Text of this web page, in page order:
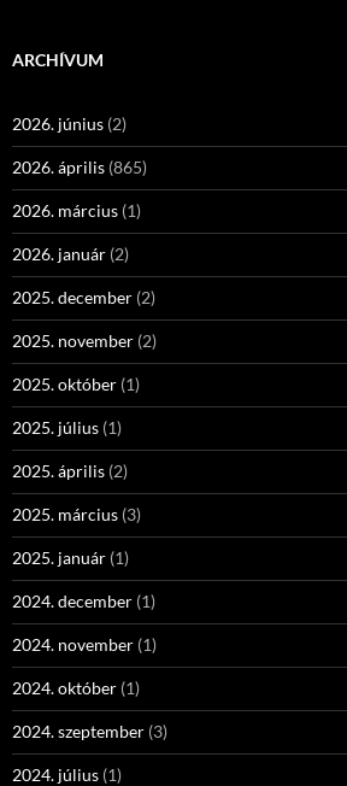
ARCHÍVUM
2026. június (2)
2026. április (865)
2026. március (1)
2026. január (2)
2025. december (2)
2025. november (2)
2025. október (1)
2025. július (1)
2025. április (2)
2025. március (3)
2025. január (1)
2024. december (1)
2024. november (1)
2024. október (1)
2024. szeptember (3)
2024. július (1)